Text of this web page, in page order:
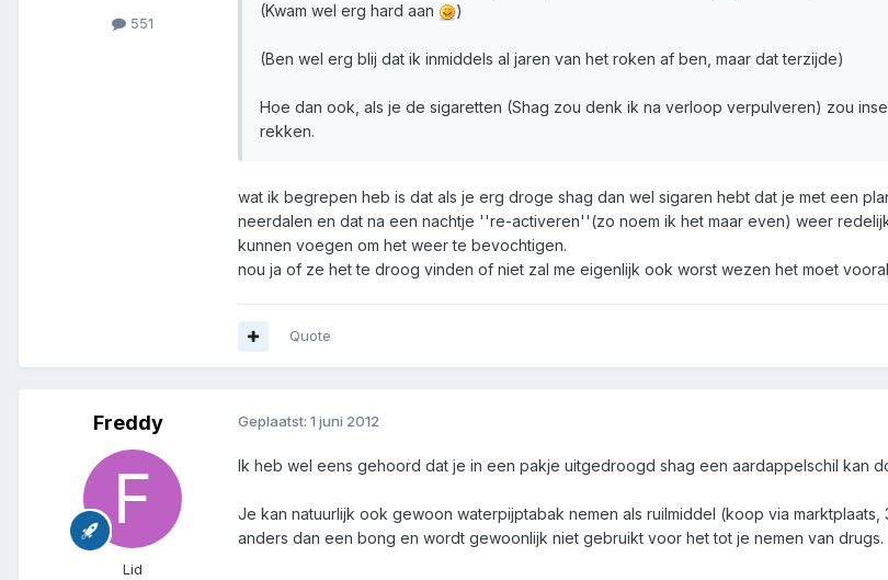
551
(Kwam wel erg hard aan
)
(Ben wel erg blij dat ik inmiddels al jaren van het roken af ben, maar dat terzijde)
Hoe dan ook, als je de sigaretten (Shag zou denk ik na verloop verpulveren) zou
rekken.
wat ik begrepen heb is dat als je erg droge shag dan wel sigaren hebt dat je met een
neerdalen en dat na een nachtje ''re-activeren''(zo noem ik het maar even) weer
kunnen voegen om het weer te bevochtigen.
nou ja of ze het te droog vinden of niet zal me eigenlijk ook worst wezen het moet
Quote
Freddy
Lid
Geplaatst: 1 juni 2012
Ik heb wel eens gehoord dat je in een pakje uitgedroogd shag een aardappelschil kan
Je kan natuurlijk ook gewoon waterpijptabak nemen als ruilmiddel (koop via
anders dan een bong en wordt gewoonlijk niet gebruikt voor het tot je nemen van drugs.